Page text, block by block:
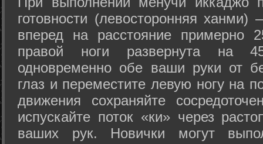
готовности (левосторонняя
вперед на расстояние примерно
правой ноги развернута на
одновременно обе ваши руки от
глаз и переместите левую ногу на
движения сохраняйте
испускайте поток «ки» через
ваших рук. Новички могут